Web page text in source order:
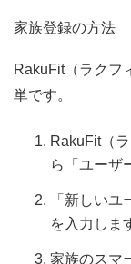
家族登録の方法
RakuFit（ラクフ
単です。
RakuFit（
ら「ユーザ
「新しい
を入力しま
家族のスマ